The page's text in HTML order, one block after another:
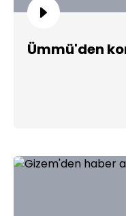
Ümmü'den